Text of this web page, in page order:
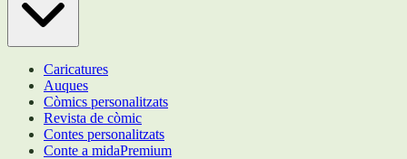
Caricatures
Auques
Còmics personalitzats
Revista de còmic
Contes personalitzats
Conte a midaPremium